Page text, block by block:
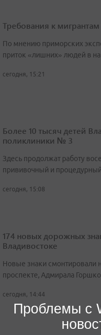
Требования к
По мнению приморских
приток «лишних» людей в
сегодня, 15:21
Более 10 тысяч детей
поликлиники № 3
Здесь продолжат работу
прививочный и
сегодня, 15:08
174 новых дорожных
Владивостоке
Новые знаки смонтировали
проспекте, Адмирала
сегодня, 14:44
Проблемы с